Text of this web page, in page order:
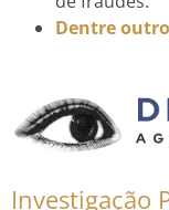
Dentre
Investigação